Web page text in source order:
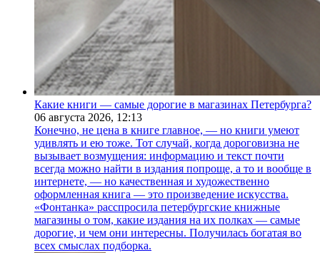
Какие книги — самые дорогие в магазинах Петербурга?
06 августа 2026, 12:13
Конечно, не цена в книге главное, — но книги умеют
удивлять и ею тоже. Тот случай, когда дороговизна не
вызывает возмущения: информацию и текст почти
всегда можно найти в издания попроще, а то и вообще в
интернете, — но качественная и художественно
оформленная книга — это произведение искусства.
«Фонтанка» расспросила петербургские книжные
магазины о том, какие издания на их полках — самые
дорогие, и чем они интересны. Получилась богатая во
всех смыслах подборка.